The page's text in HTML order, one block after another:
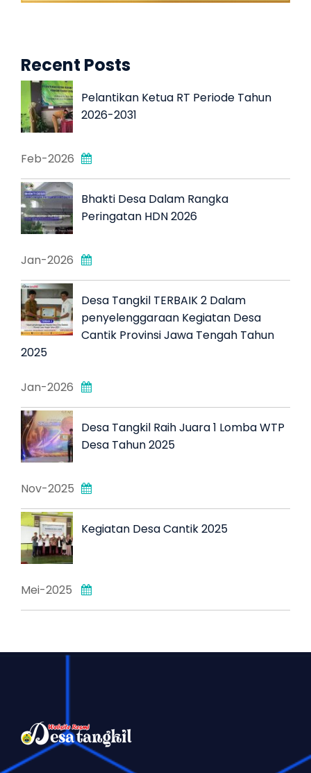
Recent Posts
Pelantikan Ketua RT Periode Tahun
2026-2031
Feb-2026
Bhakti Desa Dalam Rangka
Peringatan HDN 2026
Jan-2026
Desa Tangkil TERBAIK 2 Dalam
penyelenggaraan Kegiatan Desa
Cantik Provinsi Jawa Tengah Tahun
2025
Jan-2026
Desa Tangkil Raih Juara 1 Lomba WTP
Desa Tahun 2025
Nov-2025
Kegiatan Desa Cantik 2025
Mei-2025